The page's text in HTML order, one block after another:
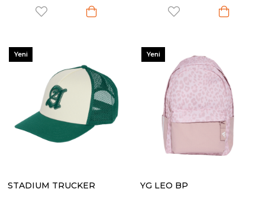
STADIUM TRUCKER
Yeni
YG LEO BP
Yeni